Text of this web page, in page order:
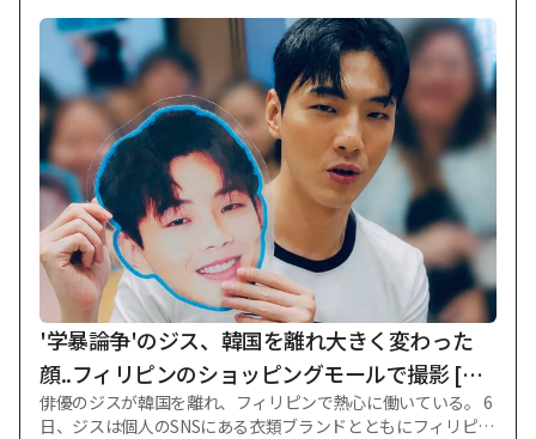
バラエティ番組「私はソロ」側は6日、スターニュースに「24
期オクスンの出演料は全額支給完了した状況」と明らかにし
た。 スターニュースを確認した結果、24期のオクスンが出演
料未払いを主張したプログラムは「私はソロ」と「私はソ
ロ、その後愛は続く」(略称「ナソル四季」)、「ジジゴ炒め旅
行」(略称「ジポックヘン」)ではない。 先立ってオクスンは5
日、自身のSNSを通じて「私が1年以上受け取れていない出演
料がある」として「撮影して2ヶ月後には出演料が入ってくる
が、数ヶ月が過ぎても出演料が入ってこなかった。 放送業界
は出演料を受け取れない場合がしばしばあるので、そのまま見
過ごして受け取らないようにしようと考えた」と主張した。
続けて「数ヶ月後に該当プログラム製作陣に渉外電話が来
た」として「私がPDに『最初に撮影したのも出演料が入って
こなかった』と言ったら(PDが)『支給されたと思った。 出演
料の支払いは担当者に話しなさい」と言って
'学暴論争'のジス、韓国を離れ大きく変わった
顔..フィリピンのショッピングモールで撮影 [ス
ター・イシュー]
俳優のジスが韓国を離れ、フィリピンで熱心に働いている。 6
日、ジスは個人のSNSにある衣類ブランドとともにフィリピン